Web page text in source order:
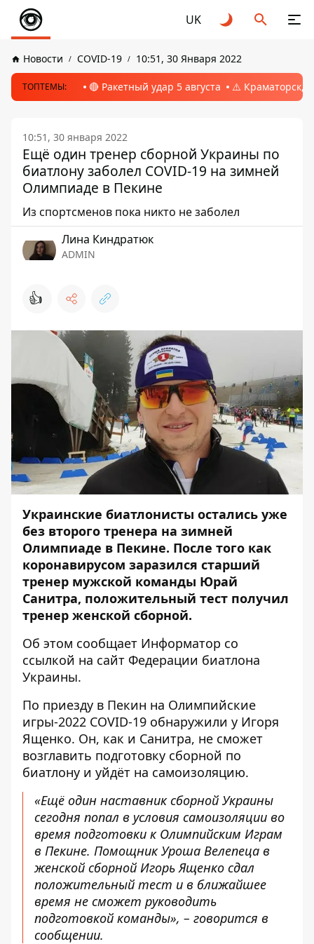
UK
Новости COVID-19 10:51, 30 Января 2022
ТОПТЕМЫ: 🔴 Ракетный удар 5 августа ⚠️ Краматорск,
10:51, 30 января 2022
Ещё один тренер сборной Украины по
биатлону заболел COVID-19 на зимней
Олимпиаде в Пекине
Из спортсменов пока никто не заболел
Лина Киндратюк
ADMIN
👍
Украинские биатлонисты остались уже
без второго тренера на зимней
Олимпиаде в Пекине. После того как
коронавирусом заразился старший
тренер мужской команды Юрай
Санитра, положительный тест получил
тренер женской сборной.
Об этом сообщает Информатор со
ссылкой на сайт Федерации биатлона
Украины.
По приезду в Пекин на Олимпийские
игры-2022 COVID-19 обнаружили у Игоря
Ященко. Он, как и Санитра, не сможет
возглавить подготовку сборной по
биатлону и уйдёт на самоизоляцию.
«Ещё один наставник сборной Украины
сегодня попал в условия самоизоляции во
время подготовки к Олимпийским Играм
в Пекине. Помощник Уроша Велепеца в
женской сборной Игорь Ященко сдал
положительный тест и в ближайшее
время не сможет руководить
подготовкой команды», – говорится в
сообщении.